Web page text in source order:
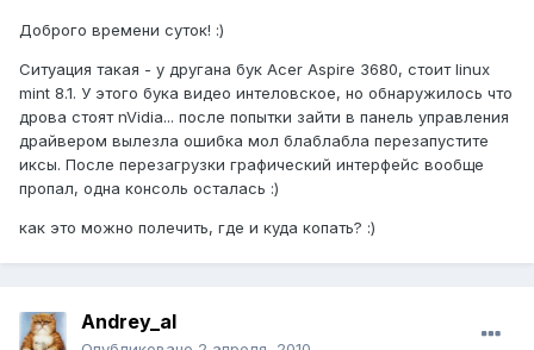
Доброго времени суток! :)
Ситуация такая - у другана бук Acer Aspire 3680, стоит linux
mint 8.1. У этого бука видео интеловское, но обнаружилось что
дрова стоят nVidia... после попытки зайти в панель управления
драйвером вылезла ошибка мол блаблабла перезапустите
иксы. После перезагрузки графический интерфейс вообще
пропал, одна консоль осталась :)
как это можно полечить, где и куда копать? :)
Andrey_al